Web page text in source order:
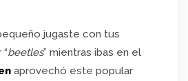
jugaste con tus
beetles” mientras ibas en el
aprovechó este popular